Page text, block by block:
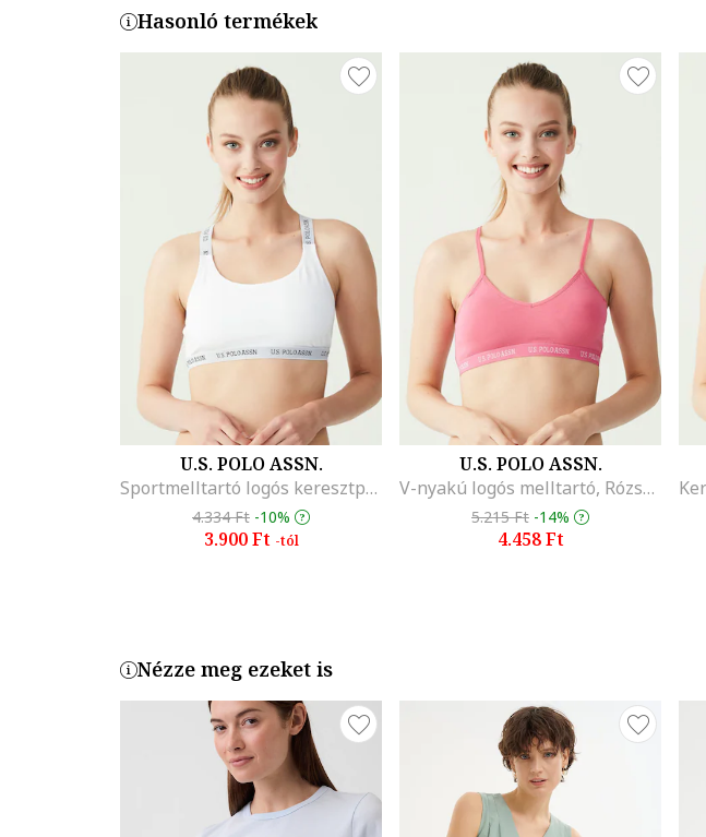
Hasonló termékek
U.S. POLO ASSN.
Sportmelltartó logós keresztpántokkal, Fehér
4.334 Ft -10%
3.900 Ft -tól
U.S. POLO ASSN.
V-nyakú logós melltartó, Rózsaszín
5.215 Ft -14%
4.458 Ft
Nézze meg ezeket is